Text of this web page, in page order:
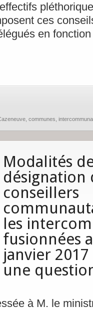
ces
en
communes
Modalités
désignation
conseillers
les
fusionnées
janvier
une
à M. le